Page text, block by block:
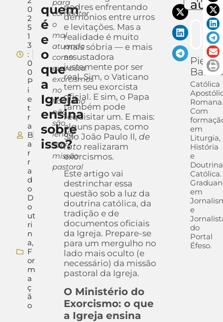
0
2
5
1
3
:
0
0
P
i
e
t
r
a
B
a
r
r
a
d
o
D
o
ut
ri
n
a,
F
or
m
a
ç
ã
o
quem
é
e
o
que
a
Igreja
ensina
sobre
isso?
para
combater
o
mal
atuando
como
exorcista:
exorcismos
no
Vaticano
não
são
lenda,
são
missão
pastoral
padres enfrentando
demônios entre urros
e levitações. Mas a
realidade é muito
mais sóbria — e mais
assustadora
justamente por ser
real. Sim, o Vaticano
tem seu exorcista
oficial. E sim, o Papa
também pode
requisitar um. E mais:
alguns papas, como
São João Paulo II, de
fato realizaram
exorcismos.
Este artigo vai
destrinchar essa
questão sob a luz da
doutrina católica, da
tradição e de
documentos oficiais
da Igreja. Prepare-se
para um mergulho no
lado mais oculto (e
necessário) da missão
pastoral da Igreja.
O Ministério do
Exorcismo: o que
a Igreja ensina
Pietra
Católica
Com
em
Liturgia,
História
e
Doutrina
Católica.
em
e
do
Portal
Éfeso.